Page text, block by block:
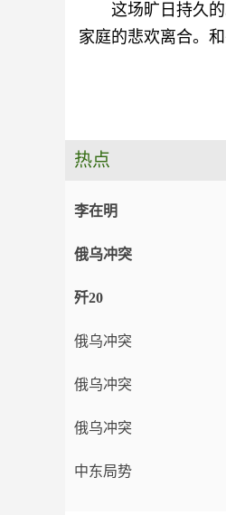
这场旷日持久
家庭的悲欢离合。
热点
李在明
俄乌冲突
歼20
俄乌冲突
俄乌冲突
俄乌冲突
中东局势